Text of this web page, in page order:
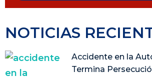
NOTICIAS
Accidente en la
Termina